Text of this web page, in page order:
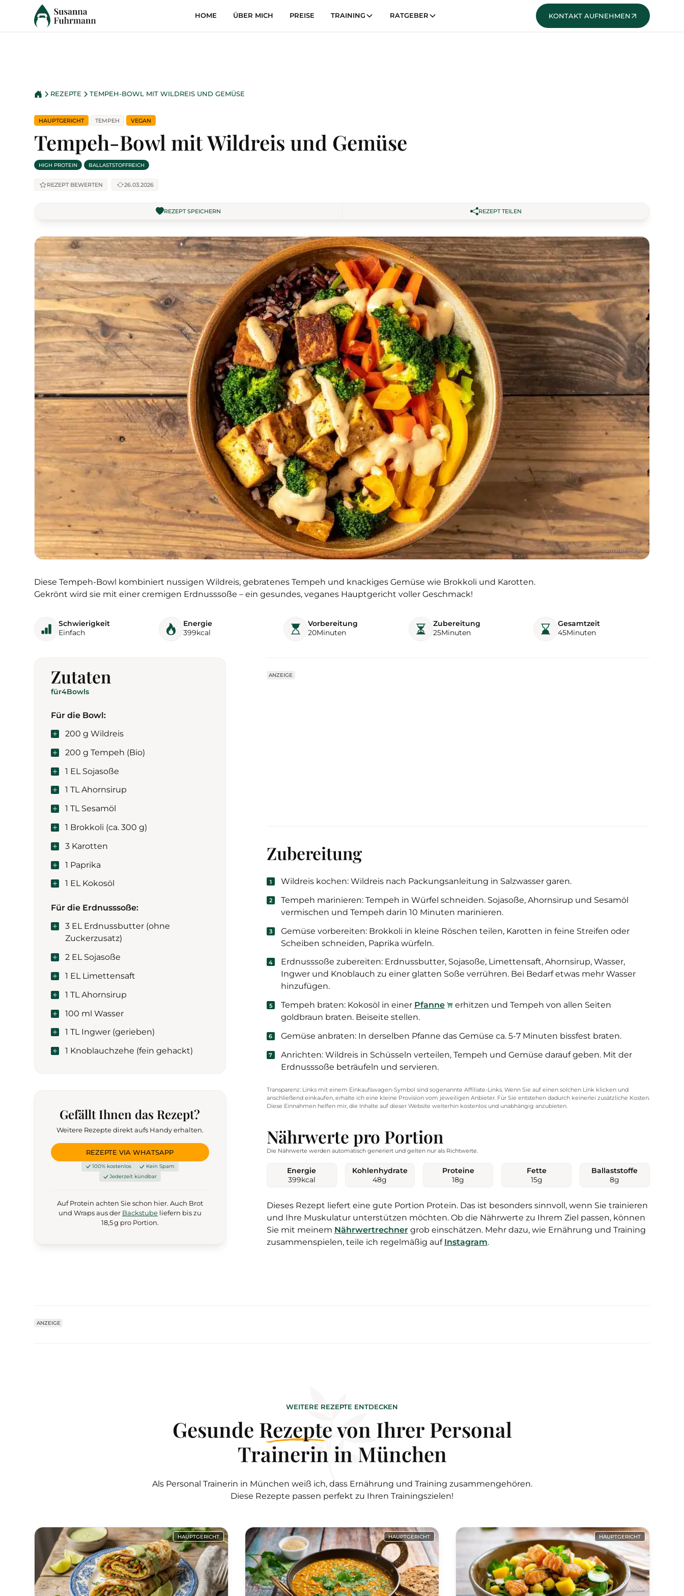
HOME ÜBER MICH PREISE TRAINING RATGEBER KONTAKT
REZEPTE TEMPEH-BOWL MIT WILDREIS UND GEMÜSE
HAUPTGERICHT TEMPEH VEGAN
Tempeh-Bowl mit Wildreis und Gemüse
HIGH PROTEIN BALLASTSTOFFREICH
REZEPT BEWERTEN 26.03.2026
REZEPT SPEICHERN REZEPT TEILEN
Diese Tempeh-Bowl kombiniert nussigen Wildreis, gebratenes Tempeh und knackiges Gemüse wie Brokkoli und Karotten.
Gekrönt wird sie mit einer cremigen Erdnusssoße – ein gesundes, veganes Hauptgericht voller Geschmack!
Schwierigkeit
Einfach
Energie
399kcal
Vorbereitung
20Minuten
Zubereitung
25Minuten
Gesamtzeit
45Minuten
Zutaten
für4Bowls
Für die Bowl:
200 g Wildreis
200 g Tempeh (Bio)
1 EL Sojasoße
1 TL Ahornsirup
1 TL Sesamöl
1 Brokkoli (ca. 300 g)
3 Karotten
1 Paprika
1 EL Kokosöl
Für die Erdnusssoße:
3 EL Erdnussbutter (ohne
Zuckerzusatz)
2 EL Sojasoße
1 EL Limettensaft
1 TL Ahornsirup
100 ml Wasser
1 TL Ingwer (gerieben)
1 Knoblauchzehe (fein gehackt)
Gefällt Ihnen das Rezept?
Weitere Rezepte direkt aufs Handy erhalten.
REZEPTE VIA WHATSAPP
100% kostenlos
Kein Spam
Jederzeit kündbar
Auf Protein achten Sie schon hier. Auch Brot
und Wraps aus der Backstubeliefern bis zu
18,5 g pro Portion.
ANZEIGE
Zubereitung
Wildreis kochen: Wildreis nach Packungsanleitung in Salzwasser garen.
Tempeh marinieren: Tempeh in Würfel schneiden. Sojasoße, Ahornsirup und Sesamöl
vermischen und Tempeh darin 10 Minuten marinieren.
Gemüse vorbereiten: Brokkoli in kleine Röschen teilen, Karotten in feine Streifen oder
Scheiben schneiden, Paprika würfeln.
Erdnusssoße zubereiten: Erdnussbutter, Sojasoße, Limettensaft, Ahornsirup, Wasser,
Ingwer und Knoblauch zu einer glatten Soße verrühren. Bei Bedarf etwas mehr Wasser
hinzufügen.
Tempeh braten: Kokosöl in einer Pfanne
erhitzen und Tempeh von allen Seiten
goldbraun braten. Beiseite stellen.
Gemüse anbraten: In derselben Pfanne das Gemüse ca. 5-7 Minuten bissfest braten.
Anrichten: Wildreis in Schüsseln verteilen, Tempeh und Gemüse darauf geben. Mit der
Erdnusssoße beträufeln und servieren.
Transparenz: Links mit einem Einkaufswagen-Symbol sind sogenannte Affiliate-Links. Wenn Sie auf einen solchen Link klicken und
anschließend einkaufen, erhalte ich eine kleine Provision vom jeweiligen Anbieter. Für Sie entstehen dadurch keinerlei zusätzliche Kosten.
Diese Einnahmen helfen mir, die Inhalte auf dieser Website weiterhin kostenlos und unabhängig anzubieten.
Nährwerte pro Portion
Die Nährwerte werden automatisch generiert und gelten nur als Richtwerte.
Energie
399kcal
Kohlenhydrate
48g
Proteine
18g
Fette
15g
Ballaststoffe
8g
Dieses Rezept liefert eine gute Portion Protein. Das ist besonders sinnvoll, wenn Sie trainieren
und Ihre Muskulatur unterstützen möchten. Ob die Nährwerte zu Ihrem Ziel passen, können
Sie mit meinem Nährwertrechnergrob einschätzen. Mehr dazu, wie Ernährung und Training
zusammenspielen, teile ich regelmäßig auf Instagram.
ANZEIGE
WEITERE REZEPTE ENTDECKEN
Gesunde Rezeptevon Ihrer Personal
Trainerin in München
Als Personal Trainerin in München weiß ich, dass Ernährung und Training zusammengehören.
Diese Rezepte passen perfekt zu Ihren Trainingszielen!
HAUPTGERICHT HAUPTGERICHT HAUPTGERICHT